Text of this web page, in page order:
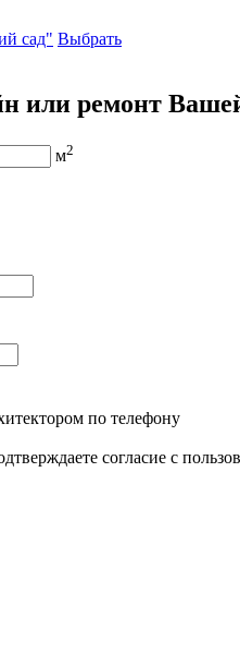
cад" Выбрать
или ремонт
м2
по телефону
согласие с